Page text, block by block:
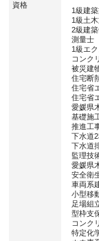
資格
1級建
1級土
2級建
測量士
1級エ
コンク
被災建
住宅断
住宅省
住宅省
愛媛県
基礎施
推進工
下水道
下水道
監理技
愛媛県
安全衛
車両系
小型移
足場組
型枠支
コンク
特定化